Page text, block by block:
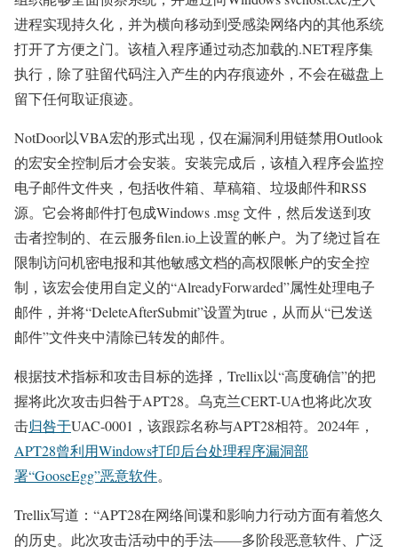
进程实现持久化，并为横向移动到受感染网络内的其他系统
打开了方便之门。该植入程序通过动态加载的.NET程序集
执行，除了驻留代码注入产生的内存痕迹外，不会在磁盘上
留下任何取证痕迹。
NotDoor以VBA宏的形式出现，仅在漏洞利用链禁用Outlook
的宏安全控制后才会安装。安装完成后，该植入程序会监控
电子邮件文件夹，包括收件箱、草稿箱、垃圾邮件和RSS
源。它会将邮件打包成Windows .msg 文件，然后发送到攻
击者控制的、在云服务filen.io上设置的帐户。为了绕过旨在
限制访问机密电报和其他敏感文档的高权限帐户的安全控
制，该宏会使用自定义的“AlreadyForwarded”属性处理电子
邮件，并将“DeleteAfterSubmit”设置为true，从而从“已发送
邮件”文件夹中清除已转发的邮件。
根据技术指标和攻击目标的选择，Trellix以“高度确信”的把
握将此次攻击归咎于APT28。乌克兰CERT-UA也将此次攻
击归咎于UAC-0001，该跟踪名称与APT28相符。2024年，
APT28曾利用Windows打印后台处理程序漏洞部
署“GooseEgg”恶意软件。
Trellix写道：“APT28在网络间谍和影响力行动方面有着悠久
的历史。此次攻击活动中的手法——多阶段恶意软件、广泛